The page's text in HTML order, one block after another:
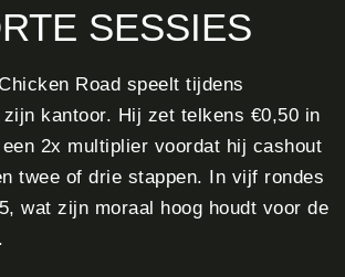
SESSIES
Road speelt tijdens
kantoor. Hij zet telkens €0,50 in
2x multiplier voordat hij cashout
twee of drie stappen. In vijf rondes
wat zijn moraal hoog houdt voor de